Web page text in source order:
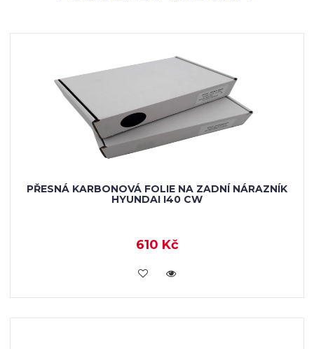
PŘESNÁ KARBONOVÁ FOLIE NA ZADNÍ NÁRAZNÍK
HYUNDAI I40 CW
610 Kč
KOUPIT